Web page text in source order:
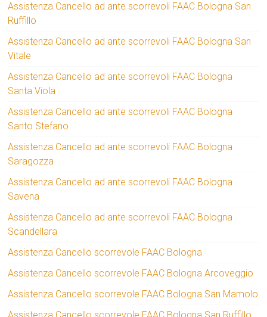
Assistenza Cancello ad ante scorrevoli FAAC Bologna San
Ruffillo
Assistenza Cancello ad ante scorrevoli FAAC Bologna San
Vitale
Assistenza Cancello ad ante scorrevoli FAAC Bologna
Santa Viola
Assistenza Cancello ad ante scorrevoli FAAC Bologna
Santo Stefano
Assistenza Cancello ad ante scorrevoli FAAC Bologna
Saragozza
Assistenza Cancello ad ante scorrevoli FAAC Bologna
Savena
Assistenza Cancello ad ante scorrevoli FAAC Bologna
Scandellara
Assistenza Cancello scorrevole FAAC Bologna
Assistenza Cancello scorrevole FAAC Bologna Arcoveggio
Assistenza Cancello scorrevole FAAC Bologna San Mamolo